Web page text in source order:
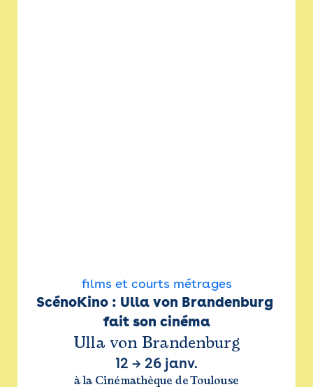
films et courts métrages
ScénoKino : Ulla von Brandenburg
fait son cinéma
Ulla von Brandenburg
12 → 26 janv.
à la Cinémathèque de Toulouse